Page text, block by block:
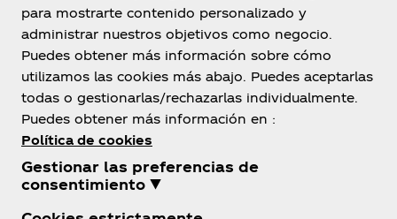
México
Sobre nosotros
para mostrarte contenido personalizado y
administrar nuestros objetivos como negocio.
Puedes obtener más información sobre cómo
utilizamos las cookies más abajo. Puedes aceptarlas
todas o gestionarlas/rechazarlas individualmente.
Puedes obtener más información en :
Política de cookies
Gestionar las preferencias de
consentimiento ▼